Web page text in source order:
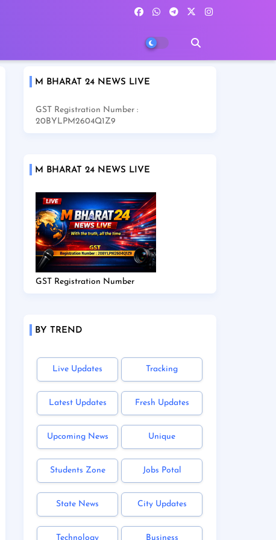
M BHARAT 24 NEWS LIVE
GST Registration Number :
20BYLPM2604Q1Z9
M BHARAT 24 NEWS LIVE
GST Registration Number
BY TREND
Live Updates Tracking
Latest Updates Fresh Updates
Upcoming News Unique
Students Zone Jobs Potal
State News City Updates
Technology Business